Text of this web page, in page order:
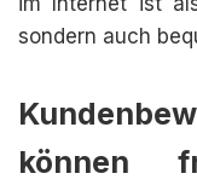
sondern auch
können